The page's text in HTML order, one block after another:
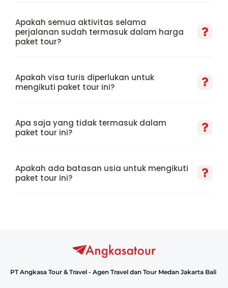
Apakah semua aktivitas selama
perjalanan sudah termasuk dalam harga
paket tour?
Apakah visa turis diperlukan untuk
mengikuti paket tour ini?
Apa saja yang tidak termasuk dalam
paket tour ini?
Apakah ada batasan usia untuk mengikuti
paket tour ini?
PT Angkasa Tour & Travel - Agen Travel dan Tour Medan Jakarta Bali